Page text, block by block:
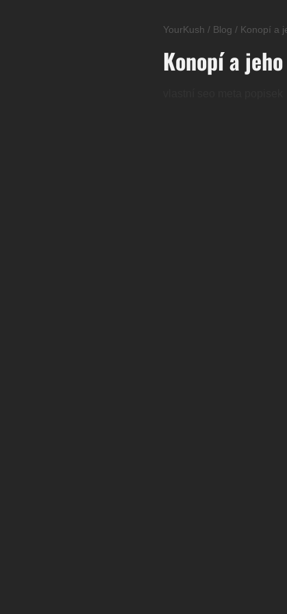
YourKush / Blog / Konopí a
Konopí a